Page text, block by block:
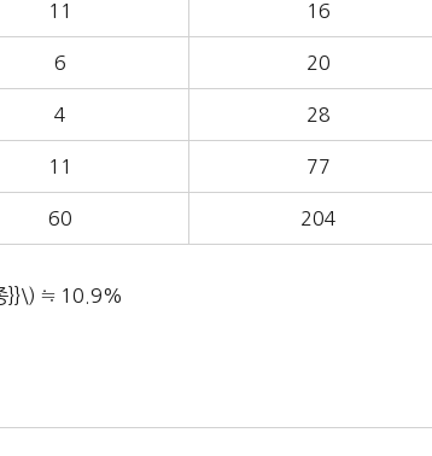
11 16
6 20
4 28
11 77
60 204
}}\) ≒ 10.9%